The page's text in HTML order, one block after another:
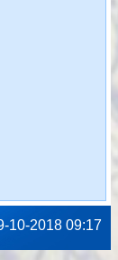
10-2018 09:17